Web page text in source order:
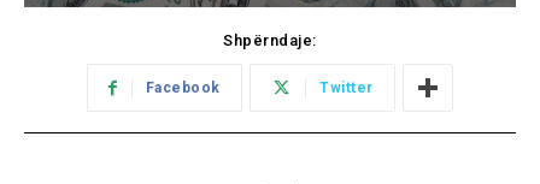
Shpërndaje:
Facebook Twitter